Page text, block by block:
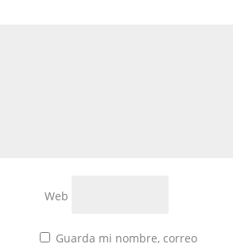
Web
Guarda mi nombre, correo